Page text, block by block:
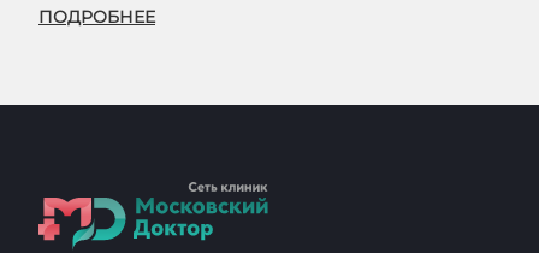
ПОДРОБНЕЕ